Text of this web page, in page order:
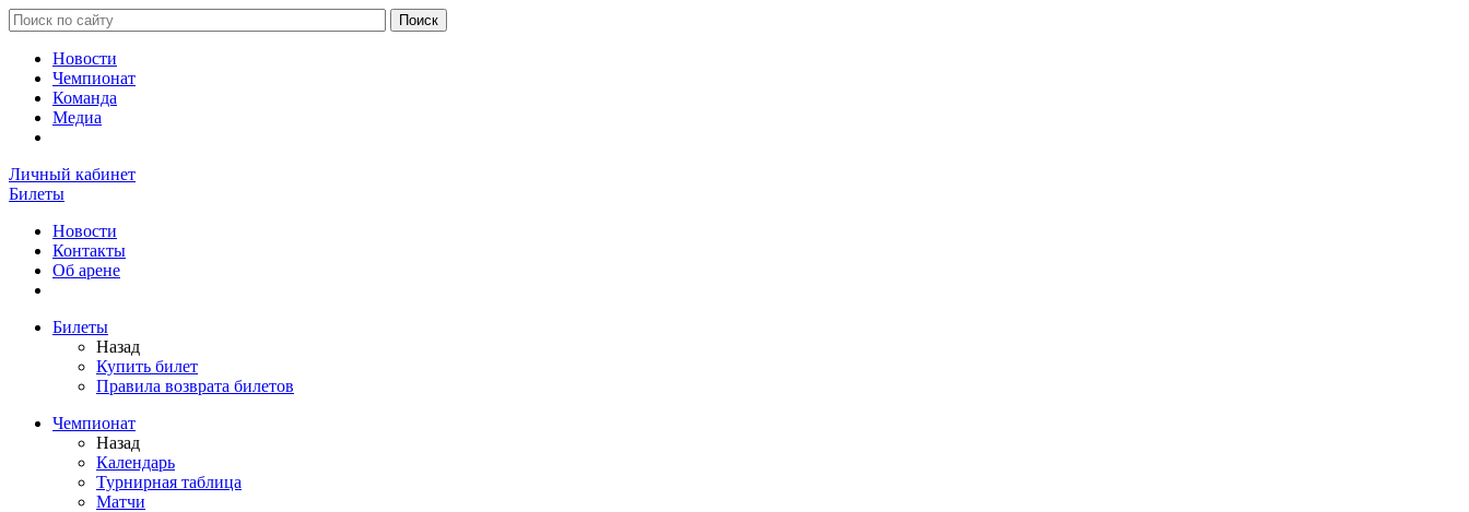
Новости
Чемпионат
Команда
Медиа
Личный кабинет
Билеты
Новости
Контакты
Об арене
Билеты
Назад
Купить билет
Правила возврата билетов
Чемпионат
Назад
Календарь
Турнирная таблица
Матчи